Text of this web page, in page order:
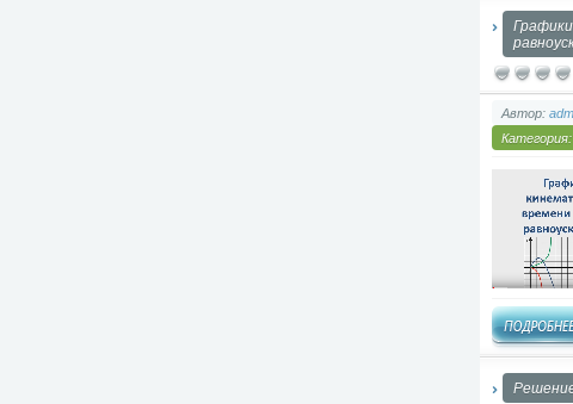
Автор:
Категория: